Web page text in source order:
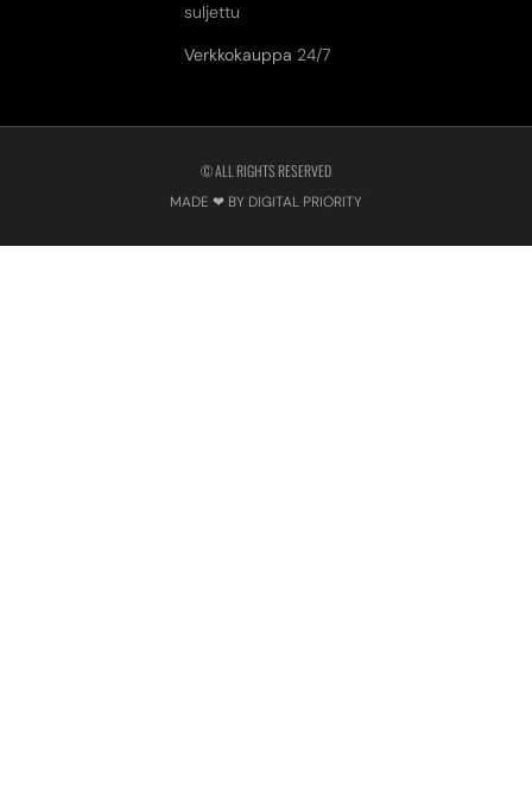
suljettu
Verkkokauppa 24/7
© ALL RIGHTS RESERVED
MADE ❤ BY DIGITAL PRIORITY